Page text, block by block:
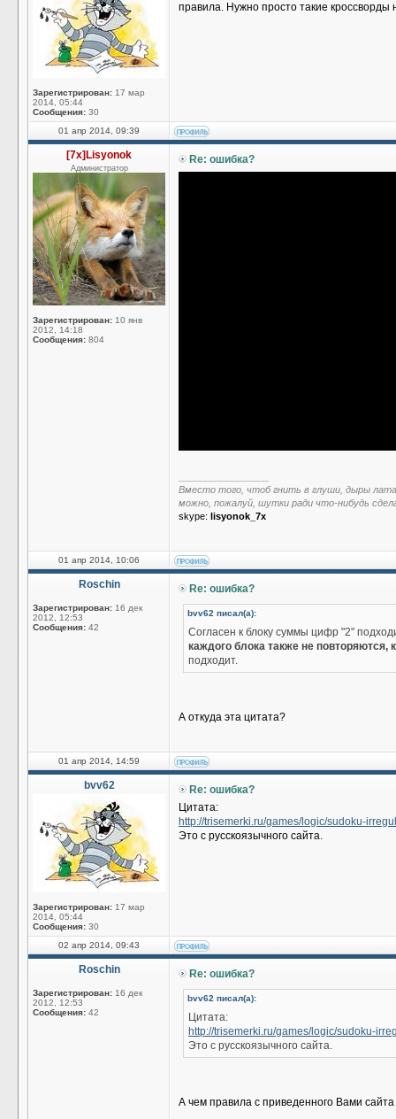
Зарегистрирован: 17 мар
2014, 05:44
Сообщения: 30
правила. Нужно просто такие кроссворды
01 апр 2014, 09:39
[7x]Lisyonok
Администратор
Зарегистрирован: 10 янв
2012, 14:18
Сообщения: 804
Re: ошибка?
Вместо того, чтоб гнить в глуши, дыры
можно, пожалуй, шутки ради что-нибудь
skype: lisyonok_7x
01 апр 2014, 10:06
Roschin
Зарегистрирован: 16 дек
2012, 12:53
Сообщения: 42
Re: ошибка?
bvv62 писал(а):
Согласен к блоку суммы цифр "2"
каждого блока также не повторяются,
подходит.
А откуда эта цитата?
01 апр 2014, 14:59
bvv62
Зарегистрирован: 17 мар
2014, 05:44
Сообщения: 30
Re: ошибка?
Цитата:
http://trisemerki.ru/games/logic/sudoku-
Это с русскоязычного сайта.
02 апр 2014, 09:43
Roschin
Зарегистрирован: 16 дек
2012, 12:53
Сообщения: 42
Re: ошибка?
bvv62 писал(а):
Цитата:
http://trisemerki.ru/games/logic/sudoku-
Это с русскоязычного сайта.
А чем правила с приведенного Вами